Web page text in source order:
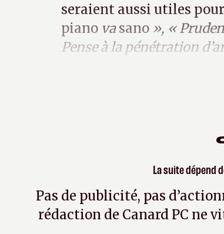
seraient aussi utiles
piano vasano », «
Pense à la pénétration
La suite dépend
Pas de publicité, pas
rédaction de Canard PC ne